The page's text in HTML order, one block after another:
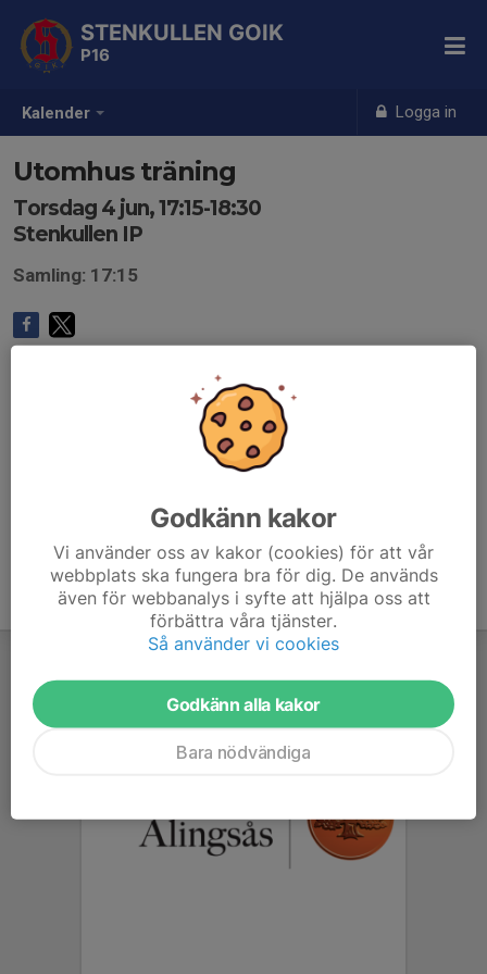
Kalender Logga in
STENKULLEN GOIK
P16
Utomhus träning
Torsdag 4 jun, 17:15-18:30
Stenkullen IP
Samling: 17:15
Godkänn kakor
Vi använder oss av kakor (cookies) för att vår
webbplats ska fungera bra för dig. De används
även för webbanalys i syfte att hjälpa oss att
förbättra våra tjänster.
Så använder vi cookies
Godkänn alla kakor
Bara nödvändiga